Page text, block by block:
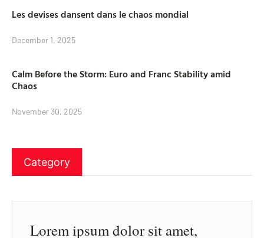
Les devises dansent dans le chaos mondial
December 1, 2025
Calm Before the Storm: Euro and Franc Stability amid
Chaos
November 30, 2025
Category
Lorem ipsum dolor sit amet,